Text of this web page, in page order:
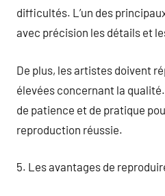
difficultés. L’un des
avec précision les détails et
De plus, les artistes doivent
élevées concernant la
de patience et de pratique
reproduction réussie.
5. Les avantages de